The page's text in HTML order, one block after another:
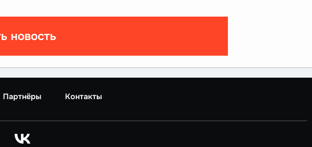
новость
Партнёры Контакты